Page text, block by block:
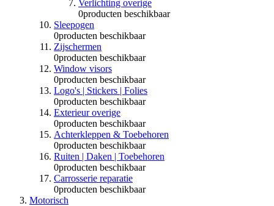
Verlichting overige
0producten beschikbaar
Sleepogen
0producten beschikbaar
Zijschermen
0producten beschikbaar
Window visors
0producten beschikbaar
Logo's | Stickers | Folies
0producten beschikbaar
Exterieur overige
0producten beschikbaar
Achterkleppen & Toebehoren
0producten beschikbaar
Ruiten | Daken | Toebehoren
0producten beschikbaar
Carrosserie reparatie
0producten beschikbaar
Motorisch